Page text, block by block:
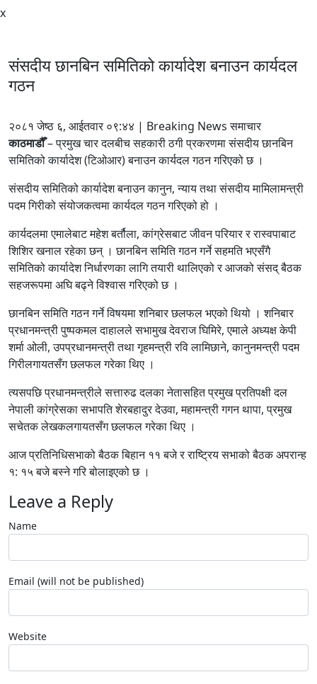
x
संसदीय छानबिन समितिको कार्यादेश बनाउन कार्यदल
गठन
२०८१ जेष्ठ ६, आईतवार ०९:४४ | Breaking News समाचार
काठमाडौँ– प्रमुख चार दलबीच सहकारी ठगी प्रकरणमा संसदीय छानबिन
समितिको कार्यादेश (टिओआर) बनाउन कार्यदल गठन गरिएको छ ।
संसदीय समितिको कार्यादेश बनाउन कानुन, न्याय तथा संसदीय मामिलामन्त्री
पदम गिरीको संयोजकत्वमा कार्यदल गठन गरिएको हो ।
कार्यदलमा एमालेबाट महेश बर्तौला, कांग्रेसबाट जीवन परियार र रास्वपाबाट
शिशिर खनाल रहेका छन् । छानबिन समिति गठन गर्ने सहमति भएसँगै
समितिको कार्यादेश निर्धारणका लागि तयारी थालिएको र आजको संसद् बैठक
सहजरूपमा अघि बढ्ने विश्वास गरिएको छ ।
छानबिन समिति गठन गर्ने विषयमा शनिबार छलफल भएको थियो । शनिबार
प्रधानमन्त्री पुष्पकमल दाहालले सभामुख देवराज घिमिरे, एमाले अध्यक्ष केपी
शर्मा ओली, उपप्रधानमन्त्री तथा गृहमन्त्री रवि लामिछाने, कानुनमन्त्री पदम
गिरीलगायतसँग छलफल गरेका थिए ।
त्यसपछि प्रधानमन्त्रीले सत्तारुढ दलका नेतासहित प्रमुख प्रतिपक्षी दल
नेपाली कांग्रेसका सभापति शेरबहादुर देउवा, महामन्त्री गगन थापा, प्रमुख
सचेतक लेखकलगायतसँग छलफल गरेका थिए ।
आज प्रतिनिधिसभाको बैठक बिहान ११ बजे र राष्ट्रिय सभाको बैठक अपरान्ह
१: १५ बजे बस्ने गरि बोलाइएको छ ।
Leave a Reply
Name
Email (will not be published)
Website